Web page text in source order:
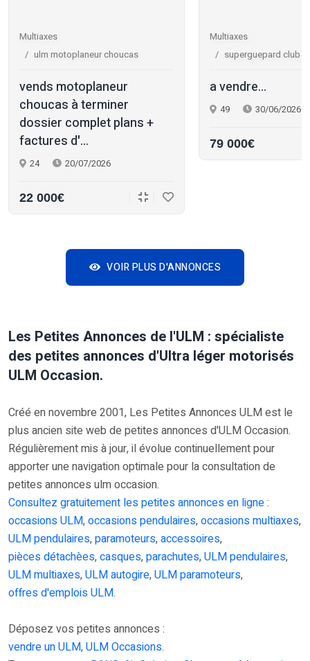
Multiaxes
ulm motoplaneur choucas
vends motoplaneur
choucas à terminer
dossier complet plans +
factures d'...
24 20/07/2026
22 000€
Multiaxes
superguepard club
a vendre...
49 30/06/2026
79 000€
VOIR PLUS D'ANNONCES
Les Petites Annonces de l'ULM : spécialiste
des petites annonces d'Ultra léger motorisés
ULM Occasion.
Créé en novembre 2001, Les Petites Annonces ULM est le
plus ancien site web de petites annonces d'ULM Occasion.
Régulièrement mis à jour, il évolue continuellement pour
apporter une navigation optimale pour la consultation de
petites annonces ulm occasion.
Consultez gratuitement les petites annonces en ligne:
occasions ULM,occasions pendulaires,occasions multiaxes,
ULM pendulaires,paramoteurs,accessoires,
pièces détachèes,casques,parachutes,ULM pendulaires,
ULM multiaxes,ULM autogire,ULM paramoteurs,
offres d'emplois ULM.
Déposez vos petites annonces :
vendre un ULM, ULM Occasions.